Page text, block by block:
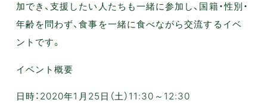
加でき、支援したい人たちも一緒に参加し、国籍・性別・
年齢を問わず、食事を一緒に食べながら交流するイベ
ントです。
イベント概要
日時：2020年1月25日（土）11:30～12:30